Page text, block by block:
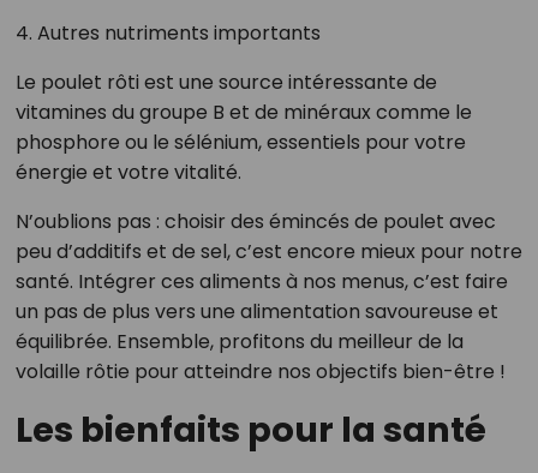
4. Autres nutriments importants
Le poulet rôti est une source intéressante de
vitamines du groupe B et de minéraux comme le
phosphore ou le sélénium, essentiels pour votre
énergie et votre vitalité.
N’oublions pas : choisir des émincés de poulet avec
peu d’additifs et de sel, c’est encore mieux pour notre
santé. Intégrer ces aliments à nos menus, c’est faire
un pas de plus vers une alimentation savoureuse et
équilibrée. Ensemble, profitons du meilleur de la
volaille rôtie pour atteindre nos objectifs bien-être !
Les bienfaits pour la santé